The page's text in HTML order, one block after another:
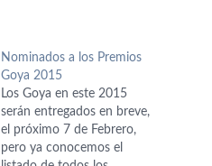
Nominados a los Premios
Goya 2015
Los Goya en este 2015
serán entregados en breve,
el próximo 7 de Febrero,
pero ya conocemos el